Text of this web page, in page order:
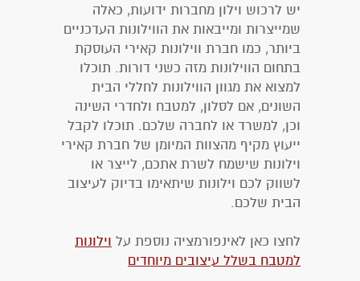
יש לרכוש וילון מחברות ידועות, כאלה
שמייצרות ומייבאות את הווילונות העדכניים
ביותר, כמו חברת ווילונות קאירי העוסקת
בתחום הווילונות מזה כשני דורות. תוכלו
למצוא את מגוון הווילונות לחללי הבית
השונים, אם לסלון, למטבח ולחדרי השינה
וכן, למשרד או לחברה שלכם. תוכלו לקבל
ייעוץ מקיף מהצוות המיומן של חברת קאירי
וילונות שישמח לשרת אתכם, לייצר או
לשווק לכם וילונות שיתאימו בדיוק לעיצוב
הבית שלכם.
לחצו כאן לאינפורמציה נוספת על וילונות
למטבח בשלל עיצובים מיוחדים